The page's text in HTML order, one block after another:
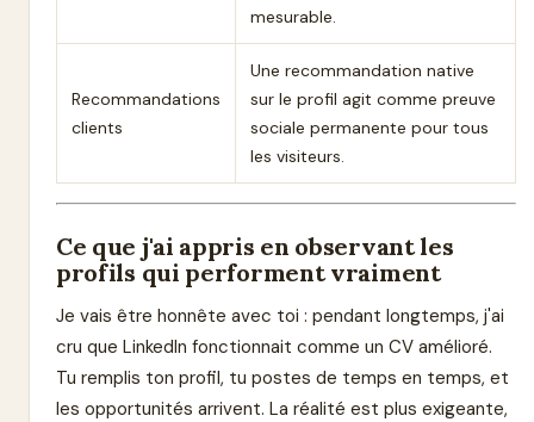
mesurable.
Recommandations
clients
Une recommandation native
sur le profil agit comme preuve
sociale permanente pour tous
les visiteurs.
Ce que j'ai appris en observant les
profils qui performent vraiment
Je vais être honnête avec toi : pendant longtemps, j'ai
cru que LinkedIn fonctionnait comme un CV amélioré.
Tu remplis ton profil, tu postes de temps en temps, et
les opportunités arrivent. La réalité est plus exigeante,